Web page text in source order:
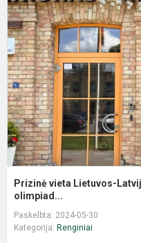
Prizinė vieta Lietuvos-
olimpiad...
Paskelbta: 2024-05-30
Kategorija: Renginiai